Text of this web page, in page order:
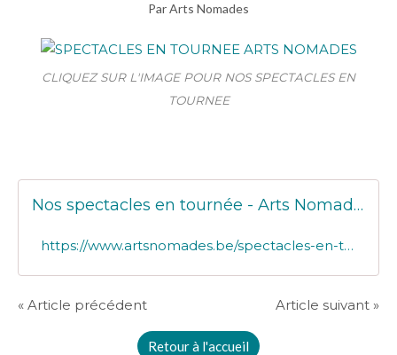
Par Arts Nomades
CLIQUEZ SUR L'IMAGE POUR NOS SPECTACLES EN
TOURNEE
Nos spectacles en tournée - Arts Nomades
https://www.artsnomades.be/spectacles-en-tournee
« Article précédent Article suivant »
Retour à l'accueil